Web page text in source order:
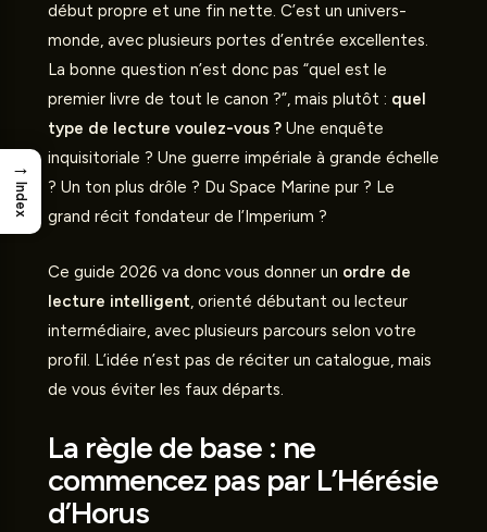
début propre et une fin nette. C’est un univers-
monde, avec plusieurs portes d’entrée excellentes.
La bonne question n’est donc pas “quel est le
premier livre de tout le canon ?”, mais plutôt : quel
type de lecture voulez-vous ? Une enquête
inquisitoriale ? Une guerre impériale à grande échelle
? Un ton plus drôle ? Du Space Marine pur ? Le
grand récit fondateur de l’Imperium ?
Ce guide 2026 va donc vous donner un ordre de
lecture intelligent, orienté débutant ou lecteur
intermédiaire, avec plusieurs parcours selon votre
profil. L’idée n’est pas de réciter un catalogue, mais
de vous éviter les faux départs.
La règle de base : ne
commencez pas par L’Hérésie
d’Horus
→
Index